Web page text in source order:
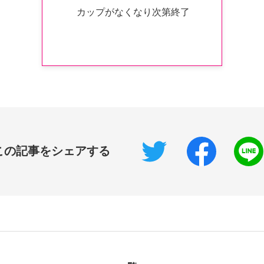
カップがなくなり次第終了
の記事をシェアする